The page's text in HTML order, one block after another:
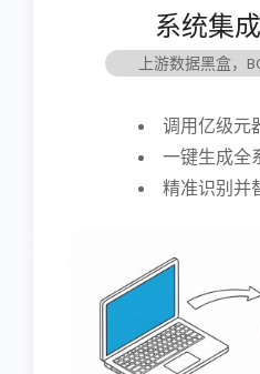
系统集
上游数据黑盒，
调用亿级元
一键生成全
精准识别并